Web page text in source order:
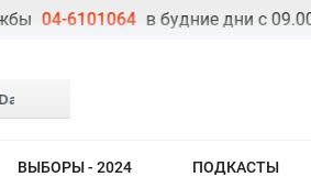
6101064 в будние дни с 09.00 до
ВЫБОРЫ - 2024 ПОДКАСТЫ